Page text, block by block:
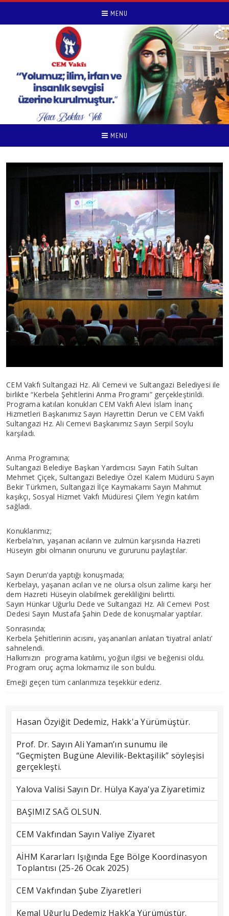
MENU
MENU
CEM Vakfı Sultangazi Hz. Ali Cemevi ve Sultangazi Belediyesi ile
birlikte “Kerbela Şehitlerini Anma Programı” gerçekleştirildi.
Programa katılan konukları CEM Vakfı Alevi İslam İnanç
Hizmetleri Başkanımız Sayın Hayrettin Derun ve CEM Vakfı
Sultangazi Hz. Ali Cemevi Başkanımız Sayın Serpil Soylu
karşıladı.
Anma Programına;
Sultangazi Belediye Başkan Yardımcısı Sayın Fatih Sultan
Mehmet Çiçek, Sultangazi Belediye Özel Kalem Müdürü Sayın
Bekir Türkmen, Sultangazi İlçe Kaymakamı Sayın Mahmut
kaşıkçı, Sosyal Hizmet Vakfı Müdüresi Çilem Yegin katılım
sağladı.
Konuklarımız;
Kerbela’nın, yaşanan acıların ve zulmün karşısında Hazreti
Hüseyin gibi olmanın onurunu ve gururunu paylaştılar.
Sayın Derun’da yaptığı konuşmada;
Kerbelayı, yaşanan acıları ve ne olursa olsun zalime karşı her
dem Hazreti Hüseyin olabilmek gerekliliğini belirtti.
Sayın Hünkar Uğurlu Dede ve Sultangazi Hz. Ali Cemevi Post
Dedesi Sayın Mustafa Şahin Dede de konuşmalar yaptılar.
Sonrasında;
Kerbela Şehitlerinin acısını, yaşananları anlatan ‘tiyatral anlatı’
sahnelendi.
Halkımızın programa katılımı, yoğun ilgisi ve beğenisi oldu.
Program oruç açma lokmamız ile son buldu.
Emeği geçen tüm canlarımıza teşekkür ederiz.
Hasan Özyiğit Dedemiz, Hakk'a Yürümüştür.
Prof. Dr. Sayın Ali Yaman’ın sunumu ile
“Geçmişten Bugüne Alevilik-Bektaşilik” söyleşisi
gerçekleşti.
Yalova Valisi Sayın Dr. Hülya Kaya'ya Ziyaretimiz
BAŞIMIZ SAĞ OLSUN.
CEM Vakfından Sayın Valiye Ziyaret
AİHM Kararları Işığında Ege Bölge Koordinasyon
Toplantısı (25-26 Ocak 2025)
CEM Vakfından Şube Ziyaretleri
Kemal Uğurlu Dedemiz Hakk’a Yürümüştür.